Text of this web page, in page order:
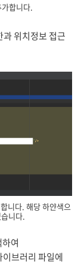
합니다.
위치정보 접근
니다. 해당 하얀색으
니다.
여
브러리 파일에